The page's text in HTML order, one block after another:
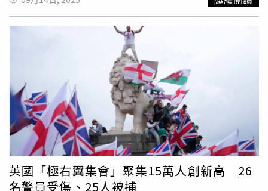
則林男在明知此情下竟令未成年子女聲明為本人所得，究否
藉此阻止司法繼續調查林男領走子女財產之事實，不得而
知？但已足見林男顯為不適任之父親。本人再次呼籲立法與
行政機關對於單親家庭之未成年子女如因共同生活之一方父
母過世，因而繼承遺產者，應本於《兒童權利公約》，正視
制度缺口，積極建構保障機制，以守護兒少最佳利益。
等」，甚至有直接挑釁的設計，如生殖器造型的
「capote」椅。其中還有一張金黃色的人臉椅格外引人注
目，額前呈半屏山大波浪髮型，上方寫著「小丑」
（clown），被解讀為對美國總統川普（Donald Trump）
的諷刺。布蘭表示，他們希望將標準化的家具轉化為帶有情
緒的人臉，讓觀眾能與其產生情感聯結。一張金黃色的人臉
椅額前呈半屏山大波浪髮型，上方寫著「小丑」
（clown），被解讀為對美國總統川普（Donald Trump）
的諷刺。（圖／翻攝自IG「jeanseb5.5」）每張椅子都由二
手市場蒐集而來，再經設計師改造、噴漆與手寫文字賦予全
新意涵，從「混合」到「女權主義」，從「共和國」到「無
政府主義」，皆折射出對現今民主制度的質疑。兩位藝術家
表示，「我們希望回應民主制度的瓦解，這577張椅子象徵
英國「極右翼集會」聚集15萬人創新高 26
名警員受傷、25人被捕